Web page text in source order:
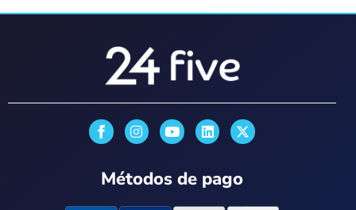
I
n
a
Y
o
u
L
i
e
X
-
i
Métodos de pago